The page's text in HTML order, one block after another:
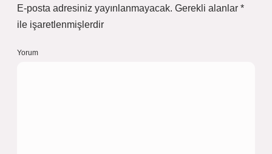
E-posta adresiniz yayınlanmayacak. Gerekli alanlar *
ile işaretlenmişlerdir
Yorum